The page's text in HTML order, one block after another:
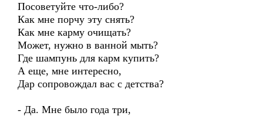
Посоветуйте что-либо?
Как мне порчу эту снять?
Как мне карму очищать?
Может, нужно в ванной мыть?
Где шампунь для карм купить?
А еще, мне интересно,
Дар сопровождал вас с детства?
- Да. Мне было года три,